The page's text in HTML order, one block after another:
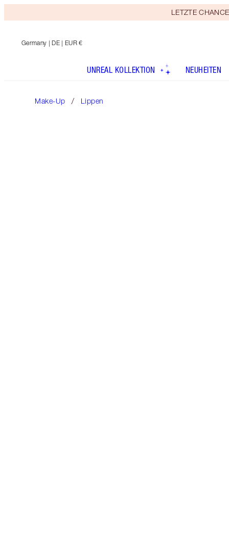
LETZTE
Germany | DE | EUR €
UNREAL KOLLEKTION NEUHEITEN
Make-Up Lippen